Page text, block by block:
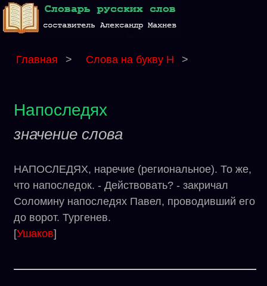
Главная > Слова на букву Н >
Напоследях
значение слова
НАПОСЛЕДЯХ, наречие (региональное). То же,
что напоследок. - Действовать? - закричал
Соломину напоследях Павел, проводивший его
до ворот. Тургенев.
[Ушаков]